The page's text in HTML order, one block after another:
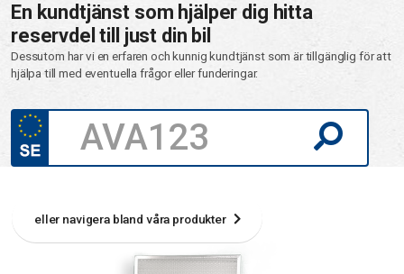
En kundtjänst som hjälper dig hitta
reservdel till just din bil
Dessutom har vi en erfaren och kunnig kundtjänst som är tillgänglig för att
hjälpa till med eventuella frågor eller funderingar.
eller navigera bland våra produkter